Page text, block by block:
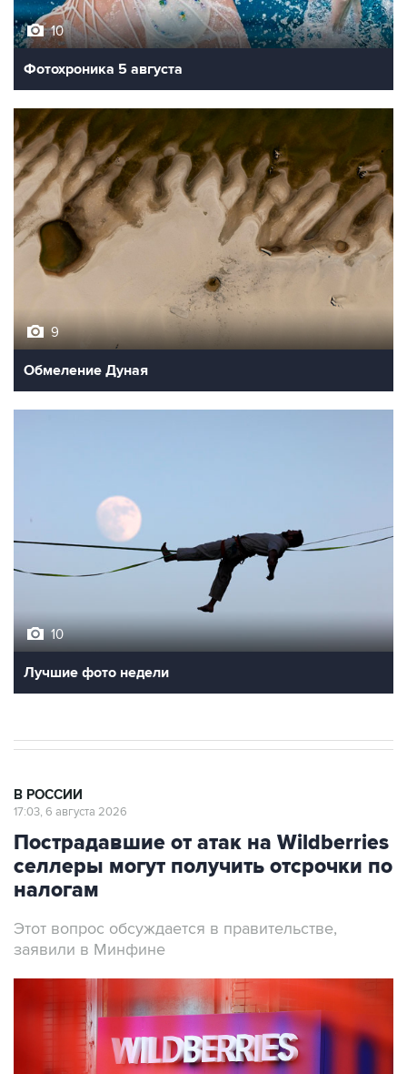
10
Фотохроника 5 августа
9
Обмеление Дуная
10
Лучшие фото недели
В РОССИИ
17:03, 6 августа 2026
Пострадавшие от атак на Wildberries
селлеры могут получить отсрочки по
налогам
Этот вопрос обсуждается в правительстве,
заявили в Минфине